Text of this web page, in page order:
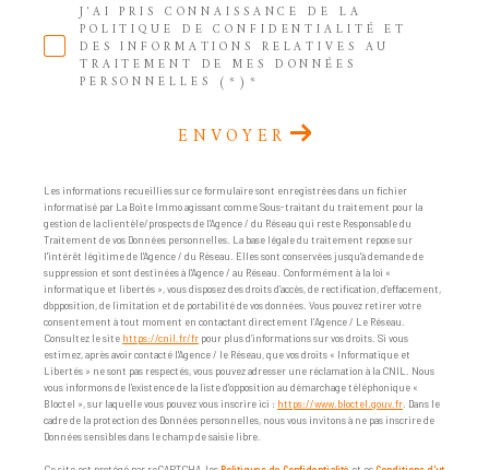
J'AI PRIS CONNAISSANCE DE LA
POLITIQUE DE CONFIDENTIALITÉ ET
DES INFORMATIONS RELATIVES AU
TRAITEMENT DE MES DONNÉES
PERSONNELLES (*)*
ENVOYER
Les informations recueillies sur ce formulaire sont enregistrées dans un fichier
informatisé par La Boite Immo agissant comme Sous-traitant du traitement pour la
gestion de la clientèle/prospects de l'Agence / du Réseau qui reste Responsable du
Traitement de vos Données personnelles. La base légale du traitement repose sur
l'intérêt légitime de l'Agence / du Réseau. Elles sont conservées jusqu'à demande de
suppression et sont destinées à l'Agence / au Réseau. Conformément à la loi «
informatique et libertés », vous disposez des droits d’accès, de rectification, d’effacement,
d’opposition, de limitation et de portabilité de vos données. Vous pouvez retirer votre
consentement à tout moment en contactant directement l’Agence / Le Réseau.
Consultez le site https://cnil.fr/fr pour plus d’informations sur vos droits. Si vous
estimez, après avoir contacté l'Agence / le Réseau, que vos droits « Informatique et
Libertés » ne sont pas respectés, vous pouvez adresser une réclamation à la CNIL. Nous
vous informons de l’existence de la liste d'opposition au démarchage téléphonique «
Bloctel », sur laquelle vous pouvez vous inscrire ici : https://www.bloctel.gouv.fr . Dans le
cadre de la protection des Données personnelles, nous vous invitons à ne pas inscrire de
Données sensibles dans le champ de saisie libre.